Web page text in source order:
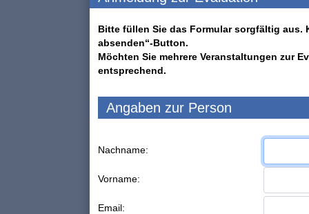
Bitte füllen Sie das Formular sorgfältig aus.
absenden“-Button.
Möchten Sie mehrere Veranstaltungen zur
entsprechend.
Angaben zur Person
Nachname:
Vorname:
Email: